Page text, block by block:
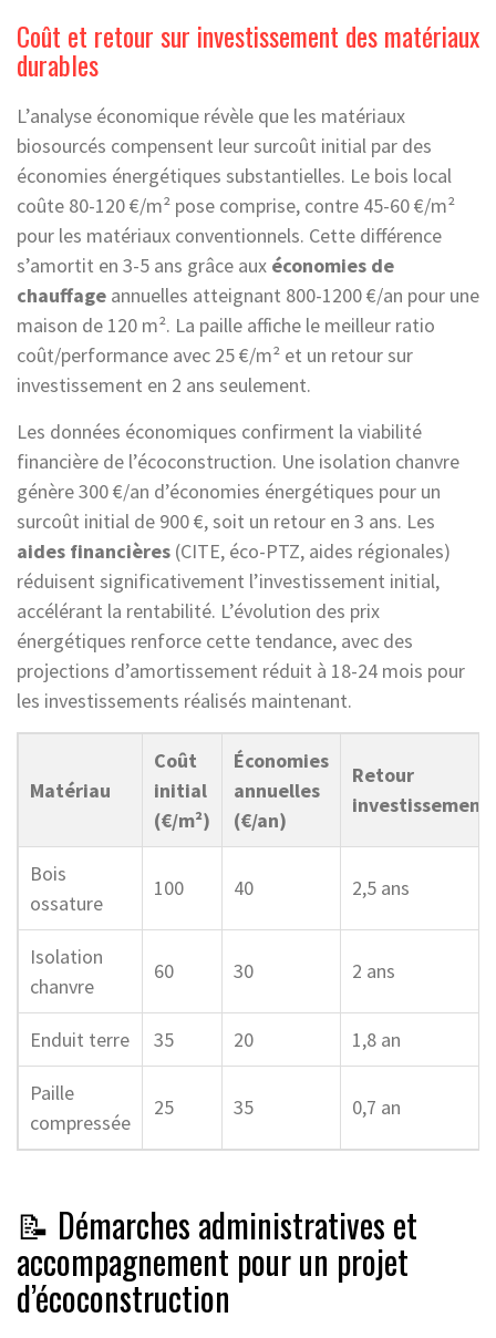
Coût et retour sur investissement des matériaux
durables
L’analyse économique révèle que les matériaux
biosourcés compensent leur surcoût initial par des
économies énergétiques substantielles. Le bois local
coûte 80-120 €/m² pose comprise, contre 45-60 €/m²
pour les matériaux conventionnels. Cette différence
s’amortit en 3-5 ans grâce aux économies de
chauffage annuelles atteignant 800-1200 €/an pour une
maison de 120 m². La paille affiche le meilleur ratio
coût/performance avec 25 €/m² et un retour sur
investissement en 2 ans seulement.
Les données économiques confirment la viabilité
financière de l’écoconstruction. Une isolation chanvre
génère 300 €/an d’économies énergétiques pour un
surcoût initial de 900 €, soit un retour en 3 ans. Les
aides financières (CITE, éco-PTZ, aides régionales)
réduisent significativement l’investissement initial,
accélérant la rentabilité. L’évolution des prix
énergétiques renforce cette tendance, avec des
projections d’amortissement réduit à 18-24 mois pour
les investissements réalisés maintenant.
Matériau
Coût
initial
(€/m²)
Économies
annuelles
(€/an)
Retour
investissement
Bois
ossature
100 40 2,5 ans
Isolation
chanvre
60 30 2 ans
Enduit terre 35 20 1,8 an
Paille
compressée
25 35 0,7 an
📝 Démarches administratives et
accompagnement pour un projet
d’écoconstruction